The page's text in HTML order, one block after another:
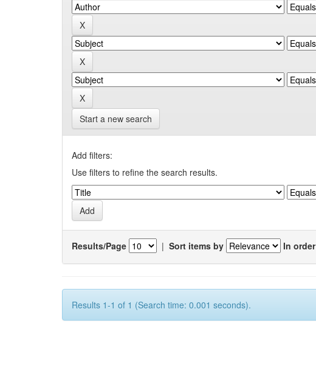
Start a new search
Add filters:
Use filters to refine the search results.
Results/Page | Sort items by In order
Results 1-1 of 1 (Search time: 0.001 seconds).